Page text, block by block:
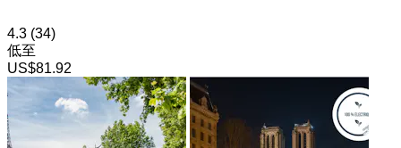
4.3 (34)
低至
US$81.92